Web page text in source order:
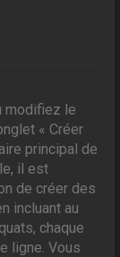
modifiez le
« Créer
principal de
il est
de créer des
incluant au
chaque
ligne. Vous